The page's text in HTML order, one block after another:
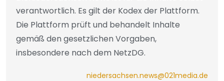
verantwortlich. Es gilt der Kodex der Plattform.
Die Plattform prüft und behandelt Inhalte
gemäß den gesetzlichen Vorgaben,
insbesondere nach dem NetzDG.
niedersachsen.news@021media.de